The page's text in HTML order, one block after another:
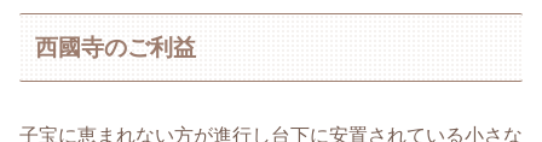
西國寺のご利益
子宝に恵まれない方が進行し台下に安置されている小さな